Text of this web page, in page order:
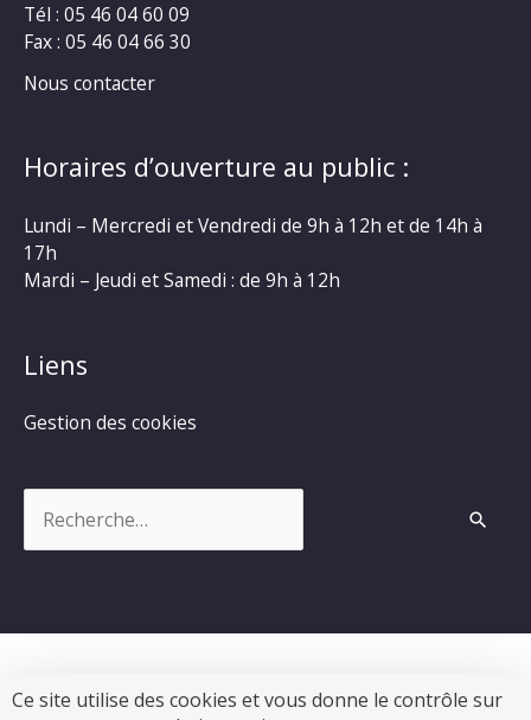
Ce site utilise des cookies et vous donne le contrôle sur
Tél : 05 46 04 60 09
Fax : 05 46 04 66 30
Nous contacter
Horaires d’ouverture au public :
Lundi – Mercredi et Vendredi de 9h à 12h et de 14h à
17h
Mardi – Jeudi et Samedi : de 9h à 12h
Liens
Gestion des cookies
Copyright © 2026Commune de Chevanceaux|